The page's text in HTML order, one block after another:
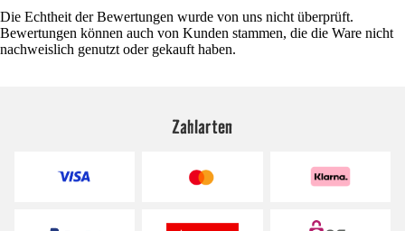
Die Echtheit der Bewertungen wurde von uns nicht überprüft.
Bewertungen können auch von Kunden stammen, die die Ware nicht
nachweislich genutzt oder gekauft haben.
Zahlarten